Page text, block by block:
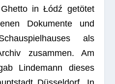
in Łódź getö­tet
Doku­mente und
als
zusam­men. Am
Lin­de­mann die­ses